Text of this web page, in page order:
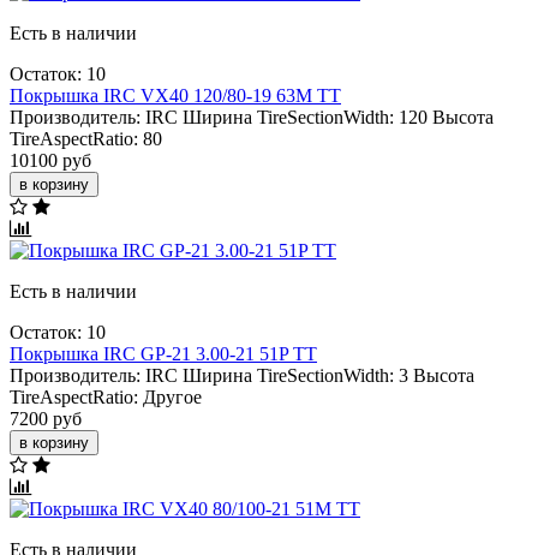
Есть в наличии
Остаток: 10
Покрышка IRC VX40 120/80-19 63M TT
Производитель: IRC Ширина TireSectionWidth: 120 Высота
TireAspectRatio: 80
10100 руб
в корзину
Есть в наличии
Остаток: 10
Покрышка IRC GP-21 3.00-21 51P TT
Производитель: IRC Ширина TireSectionWidth: 3 Высота
TireAspectRatio: Другое
7200 руб
в корзину
Есть в наличии